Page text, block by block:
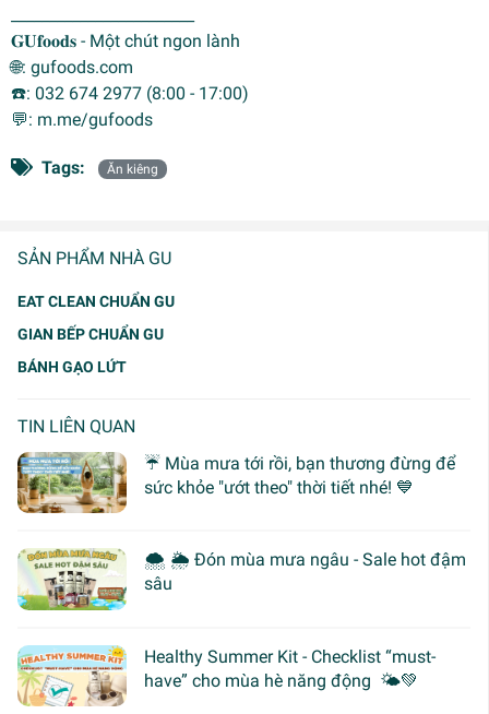
SẢN PHẨM NHÀ GU
EAT CLEAN CHUẨN GU
GIAN BẾP CHUẨN GU
BÁNH GẠO LỨT
TIN LIÊN QUAN
☔ Mùa mưa tới rồi, bạn thương đừng để
sức khỏe "ướt theo" thời tiết nhé! 💙
🌨 🌦 Đón mùa mưa ngâu - Sale hot đậm
sâu
Healthy Summer Kit - Checklist “must-
have” cho mùa hè năng động 🌤️💚
𝐆𝐔𝐟𝐨𝐨𝐝𝐬 - Một chút ngon lành
🌐: gufoods.com
☎️: 032 674 2977 (8:00 - 17:00)
💬: m.me/gufoods
Tags: Ăn kiêng